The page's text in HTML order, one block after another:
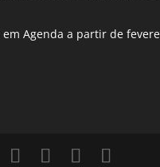
em Agenda a partir de